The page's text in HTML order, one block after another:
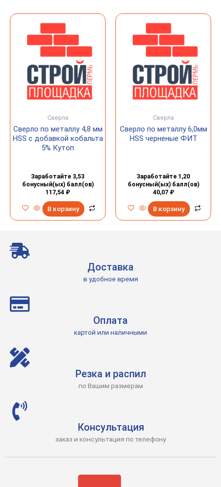
Сверла
Сверло по металлу 4,8 мм
HSS с добавкой кобальта
5% Кутоп
Заработайте 3,53
бонусный(ых) балл(ов)
117,54 ₽
В корзину
Сверла
Сверло по металлу 6,0мм
HSS черненые ФИТ
Заработайте 1,20
бонусный(ых) балл(ов)
40,07 ₽
В корзину
Доставка
в удобное время
Оплата
картой или наличными
Резка и распил
по Вашим размерам
Консультация
заказ и консультация по телефону